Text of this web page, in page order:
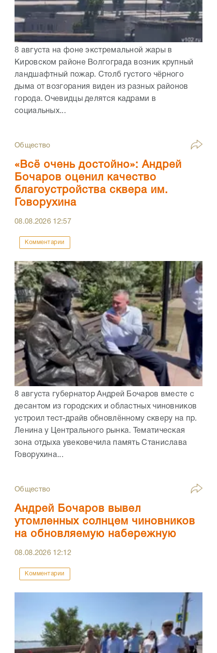
8 августа на фоне экстремальной жары в
Кировском районе Волгограда возник крупный
ландшафтный пожар. Столб густого чёрного
дыма от возгорания виден из разных районов
города. Очевидцы делятся кадрами в
социальных...
Общество
«Всё очень достойно»: Андрей
Бочаров оценил качество
благоустройства сквера им.
Говорухина
08.08.2026 12:57
Комментарии
8 августа губернатор Андрей Бочаров вместе с
десантом из городских и областных чиновников
устроил тест-драйв обновлённому скверу на пр.
Ленина у Центрального рынка. Тематическая
зона отдыха увековечила память Станислава
Говорухина...
Общество
Андрей Бочаров вывел
утомленных солнцем чиновников
на обновляемую набережную
08.08.2026 12:12
Комментарии